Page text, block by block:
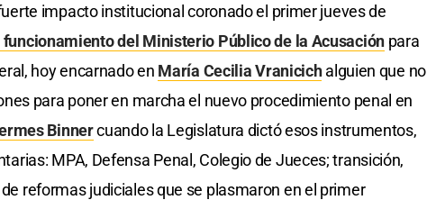
impacto institucional coronado el primer jueves de
del Ministerio Público de la Acusaciónpara
hoy encarnado en María Cecilia Vranicichalguien que no
para poner en marcha el nuevo procedimiento penal en
Binnercuando la Legislatura dictó esos instrumentos,
MPA, Defensa Penal, Colegio de Jueces; transición,
reformas judiciales que se plasmaron en el primer